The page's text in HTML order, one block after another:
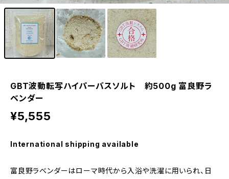
GBT波動転写ハイパーバスソルト 約500g 富良野ラ
ベンダー
¥5,555
International shipping available
富良野ラベンダーはローマ時代から入浴や洗濯に用いられ、日